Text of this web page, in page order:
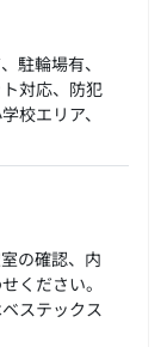
駐輪場有、
対応、防犯
校エリア、
の確認、内
ください。
ステックス